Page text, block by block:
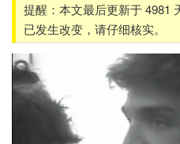
提醒：本文最后更新于 4981
已发生改变，请仔细核实。